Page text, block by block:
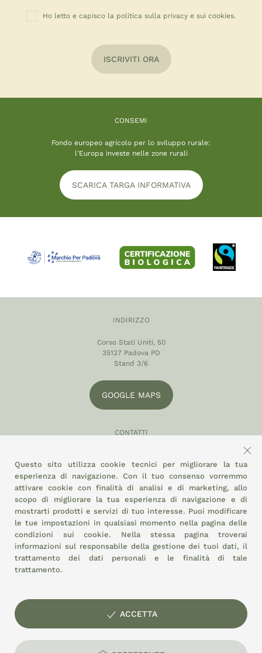
Ho letto e capisco la politica sulla privacy e sui cookies.
ISCRIVITI ORA
CONSEMI
Fondo europeo agricolo per lo sviluppo rurale:
l’Europa investe nelle zone rurali
SCARICA TARGA INFORMATIVA
INDIRIZZO
Corso Stati Uniti, 50
35127 Padova PD
Stand 3/6
GOOGLE MAPS
CONTATTI
info@eltamiso.it
ADERIAMO A
© EL TAMISO soc. coop. agricola Mercato Agroalimentare di
Padova - Stand 3/6 - P.I. e C.F.: 01897320287
Questo sito utilizza cookie tecnici per migliorare la tua
esperienza di navigazione. Con il tuo consenso vorremmo
attivare cookie con finalità di analisi e di marketing, allo
scopo di migliorare la tua esperienza di navigazione e di
mostrarti prodotti e servizi di tuo interesse. Puoi modificare
le tue impostazioni in qualsiasi momento nella pagina delle
condizioni sui cookie. Nella stessa pagina troverai
informazioni sul responsabile della gestione dei tuoi dati, il
trattamento dei dati personali e le finalità di tale
trattamento.
ACCETTA